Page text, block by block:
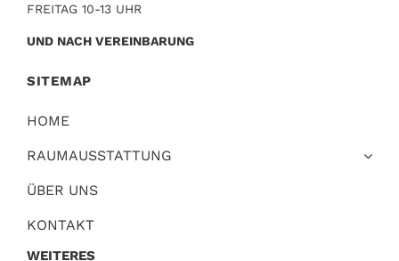
FREITAG 10-13 UHR
UND NACH VEREINBARUNG
SITEMAP
HOME
RAUMAUSSTATTUNG
ÜBER UNS
KONTAKT
WEITERES